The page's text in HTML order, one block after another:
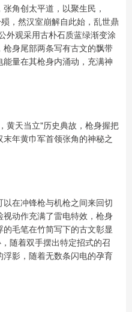
角创太平道，以聚生民，
，然汉室崩解自此始，乱世鼎
外观采用古朴石质蓝绿渐变涂
身尾部两条写有古文的飘带
量在其枪身内涌动，充满神
黄天当立"历史典故，枪身握把
年黄巾军首领张角的神秘之
在冲锋枪与机枪之间来回切
动作充满了雷电特效，枪身
毛笔在竹简写下的古文彰显
随着双手摆出特定招式的召
影，随着无数条闪电的孕育